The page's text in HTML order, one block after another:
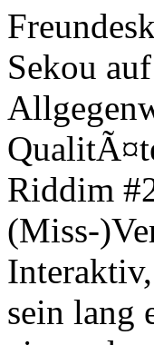
Sekou
Riddim
(Miss-
sein lang